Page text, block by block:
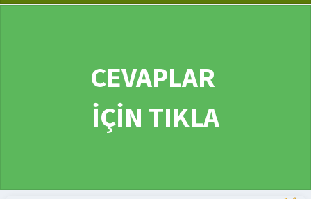
CEVAPLAR
İÇİN TIKLA